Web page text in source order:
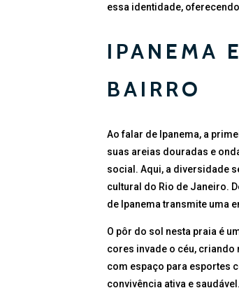
essa identidade,
IPANEMA
BAIRRO
Ao falar de Ipanema, a
suas areias douradas e
social. Aqui, a diversidade
cultural do Rio de Janeiro.
de Ipanema transmite uma
O pôr do sol nesta praia é
cores invade o céu, criando
com espaço para esportes
convivência ativa e saudável.